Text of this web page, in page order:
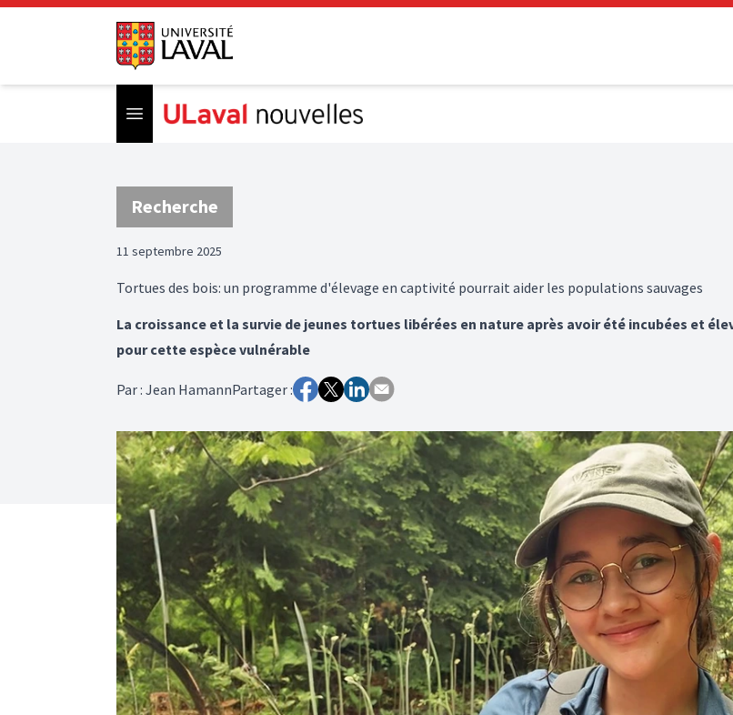
Open menu
Recherche
11 septembre 2025
Tortues des bois: un programme d'élevage en captivité pourrait aider les populations sauvages
La croissance et la survie de jeunes tortues libérées en nature après avoir été incubées et
pour cette espèce vulnérable
Par: Jean HamannPartager :